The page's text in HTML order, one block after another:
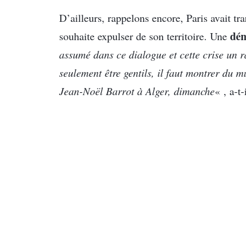
D’ailleurs, rappelons encore, Paris avait
souhaite expulser de son territoire. Une
assumé dans ce dialogue et cette crise un
seulement être gentils, il faut montrer du
Jean-Noël Barrot à Alger, dimanche« , a-